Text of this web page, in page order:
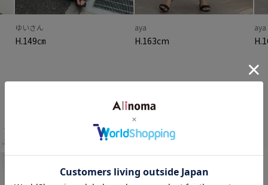
ゆいさん
H.149㎝
aya
H.163cm
aya